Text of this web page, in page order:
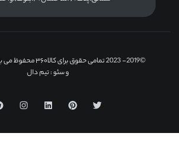
©2019- 2023 تمامی حقوق برای کالا۳۶۰ محفوظ می باشد |
و سئو: تیم دال